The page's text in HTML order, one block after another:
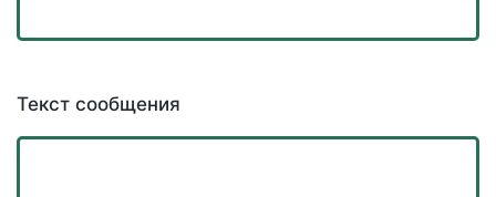
Текст сообщения